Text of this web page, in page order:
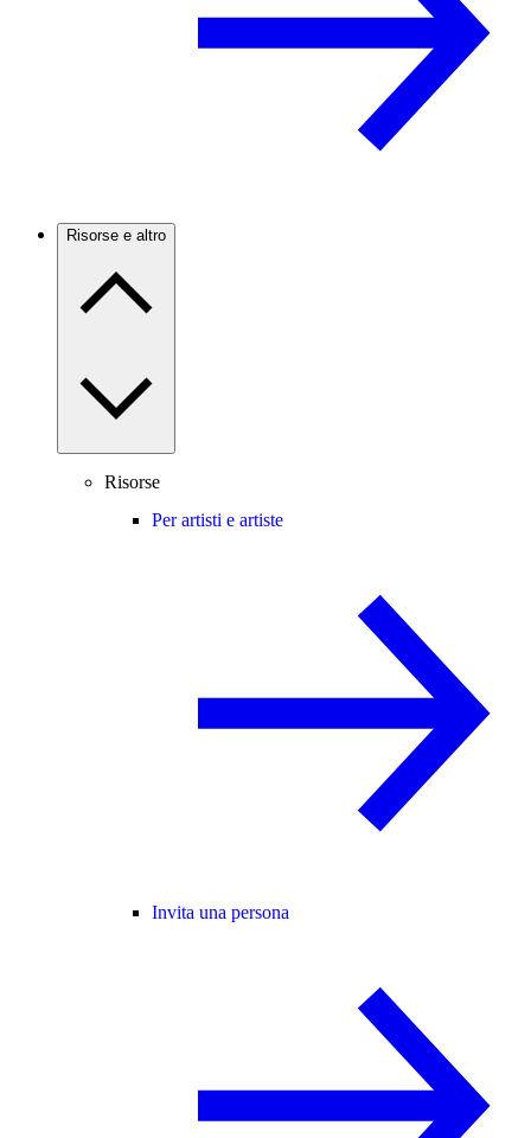
Risorse e altro
Risorse
Per artisti e artiste
Invita una persona